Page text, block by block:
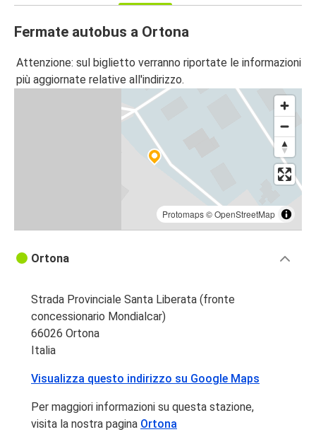
Fermate autobus a Ortona
Attenzione: sul biglietto verranno riportate le informazioni
più aggiornate relative all'indirizzo.
Protomaps©OpenStreetMap
Ortona
Strada Provinciale Santa Liberata (fronte
concessionario Mondialcar)
66026 Ortona
Italia
Visualizza questo indirizzo su Google Maps
Per maggiori informazioni su questa stazione,
visita la nostra pagina Ortona